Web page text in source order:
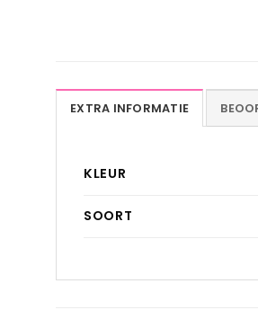
EXTRA INFORMATIE
KLEUR
SOORT